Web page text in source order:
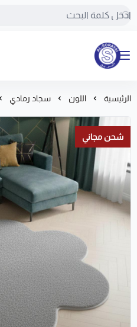
مفروشات السريع-اكبر
الرئيسية اللون سجاد رمادي
شحن مجاني